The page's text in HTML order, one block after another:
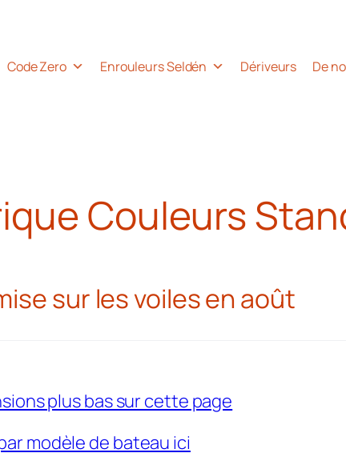
Code Zero Enrouleurs Seldén Dériveurs De
Couleurs
sur les voiles en août
plus bas sur cette page
modèle de bateau ici